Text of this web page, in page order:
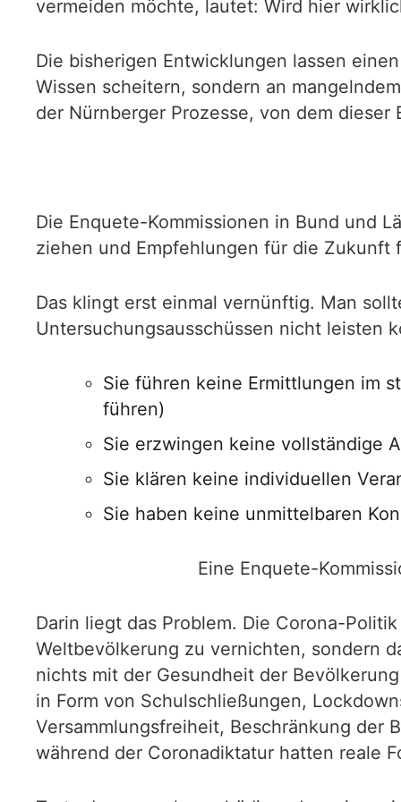
vermeiden möchte, lautet: Wird hier
Die bisherigen Entwicklungen lassen
Wissen scheitern, sondern an
der Nürnberger Prozesse, von dem
Die Enquete-Kommissionen in Bund und
ziehen und Empfehlungen für die Zukunft
Das klingt erst einmal vernünftig. Man
Untersuchungsausschüssen nicht leisten
Sie führen keine Ermittlungen im
führen)
Sie erzwingen keine vollständige
Sie klären keine individuellen
Sie haben keine unmittelbaren
Eine Enquete-
Darin liegt das Problem. Die Corona-
Weltbevölkerung zu vernichten, sondern
nichts mit der Gesundheit der
in Form von Schulschließungen,
Versammlungsfreiheit, Beschränkung der
während der Coronadiktatur hatten reale